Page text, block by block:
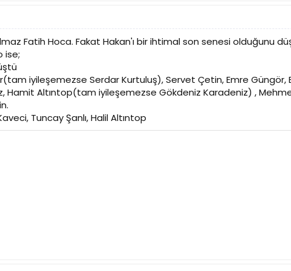
Fatih Hoca. Fakat Hakan'ı bir ihtimal son senesi olduğunu
ise;
iyileşemezse Serdar Kurtuluş), Servet Çetin, Emre Güngör,
Hamit Altıntop(tam iyileşemezse Gökdeniz Karadeniz) ,
Tuncay Şanlı, Halil Altıntop